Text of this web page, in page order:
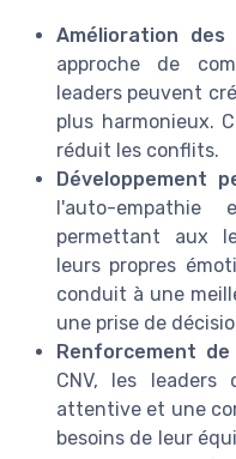
Amélioration
approche de
leaders peuvent
plus harmonieux.
réduit les conflits.
Développement
l'auto-empathie
permettant aux
leurs propres
conduit à une
une prise de
Renforcement
CNV, les leaders
attentive et une
besoins de leur